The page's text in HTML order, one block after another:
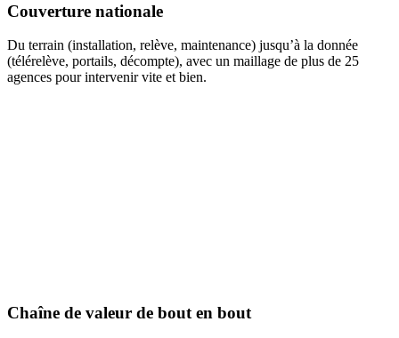
Couverture nationale
Du terrain (installation, relève, maintenance) jusqu’à la donnée
(télérelève, portails, décompte), avec un maillage de plus de 25
agences pour intervenir vite et bien.
Chaîne de valeur de bout en bout